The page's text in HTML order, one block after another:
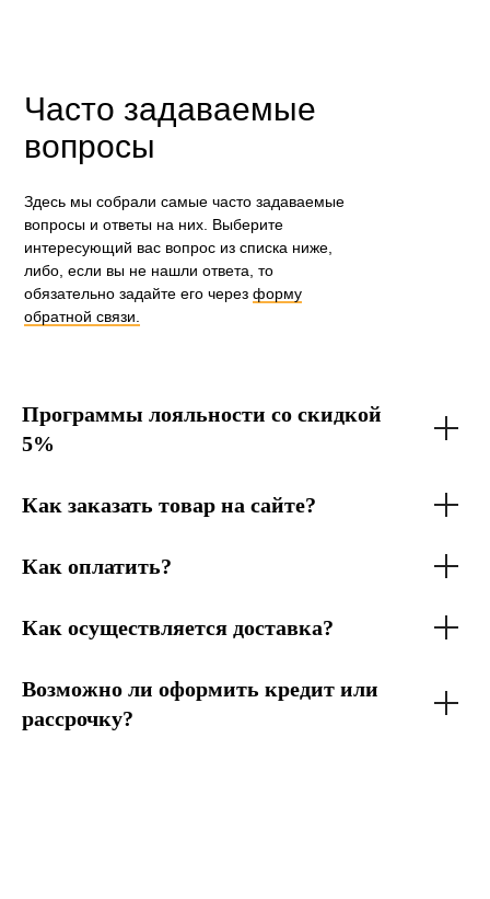
Часто задаваемые
вопросы
Здесь мы собрали самые часто задаваемые
вопросы и ответы на них. Выберите
интересующий вас вопрос из списка ниже,
либо, если вы не нашли ответа, то
обязательно задайте его черезформу
обратной связи.
Программы лояльности со скидкой
5%
Как заказать товар на сайте?
Как оплатить?
Как осуществляется доставка?
Возможно ли оформить кредит или
рассрочку?